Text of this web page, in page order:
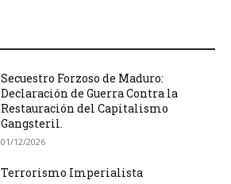
Secuestro Forzoso de Maduro:
Declaración de Guerra Contra la
Restauración del Capitalismo
Gangsteril.
01/12/2026
Terrorismo Imperialista